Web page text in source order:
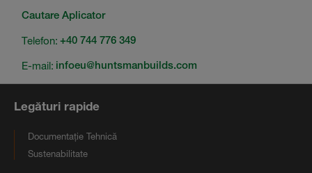
Cautare Aplicator
Telefon: +40 744 776 349
E-mail: infoeu@huntsmanbuilds.com
Legături rapide
Documentație Tehnică
Sustenabilitate